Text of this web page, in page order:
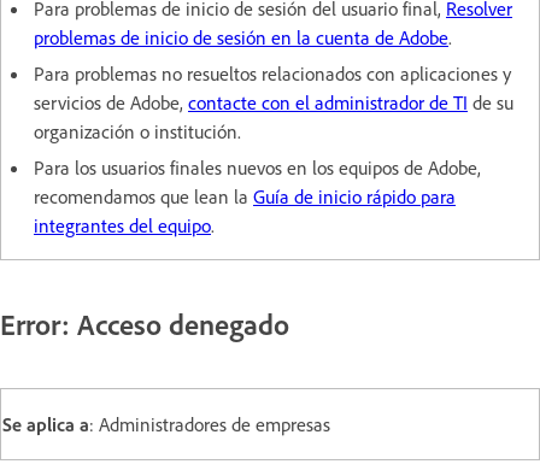
Para problemas de inicio de sesión del usuario final, Resolver
problemas de inicio de sesión en la cuenta de Adobe.
Para problemas no resueltos relacionados con aplicaciones y
servicios de Adobe, contacte con el administrador de TI de su
organización o institución.
Para los usuarios finales nuevos en los equipos de Adobe,
recomendamos que lean la Guía de inicio rápido para
integrantes del equipo.
Error: Acceso denegado
Se aplica a: Administradores de empresas